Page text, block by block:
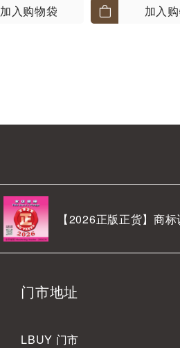
加入购物袋 加入
【2026正版正货】商标
门市地址
LBUY 门市